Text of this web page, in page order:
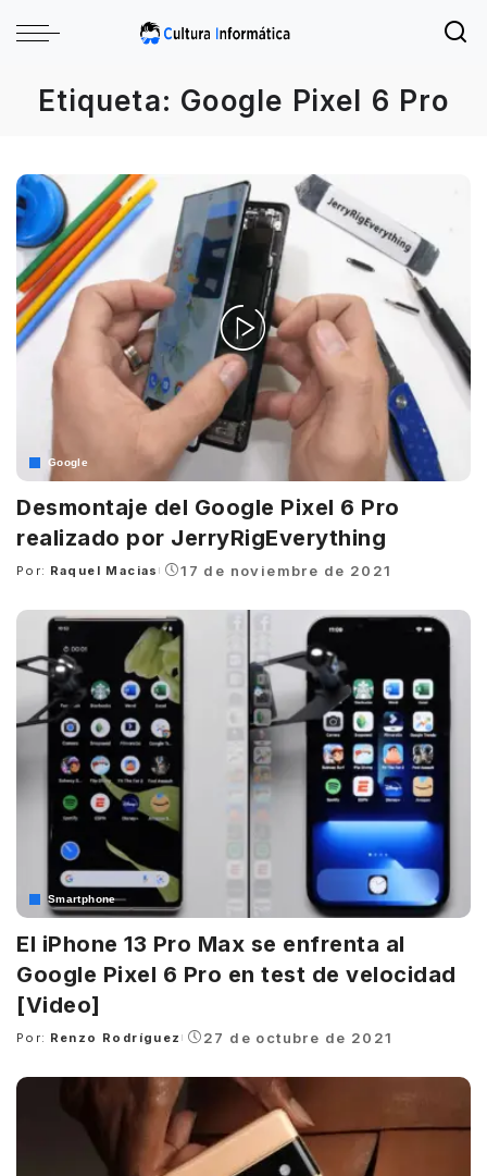
Etiqueta: Google Pixel 6 Pro
Google
Desmontaje del Google Pixel 6 Pro
realizado por JerryRigEverything
Posted
Por: Raquel Macias 17 de noviembre de 2021
Smartphone
El iPhone 13 Pro Max se enfrenta al
Google Pixel 6 Pro en test de velocidad
[Video]
Posted
Por: Renzo Rodríguez 27 de octubre de 2021